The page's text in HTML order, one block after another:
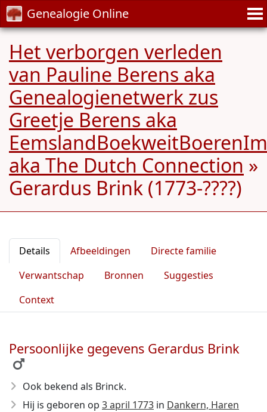
Genealogie Online
Het verborgen verleden
van Pauline Berens aka
Genealogienetwerk zus
Greetje Berens aka
aka The Dutch Connection »
Gerardus Brink (1773-????)
Details Afbeeldingen
Directe familie
Verwantschap
Bronnen
Suggesties
Context
Persoonlijke gegevens Gerardus Brink
Ook bekend als Brinck.
Hij is geboren op 3 april 1773 in Dankern, Haren